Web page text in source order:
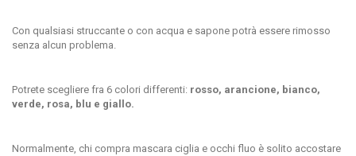
Con qualsiasi struccante o con acqua e sapone potrà essere rimosso
senza alcun problema.
Potrete scegliere fra 6 colori differenti: rosso, arancione, bianco,
verde, rosa, blu e giallo.
Normalmente, chi compra mascara ciglia e occhi fluo è solito accostare